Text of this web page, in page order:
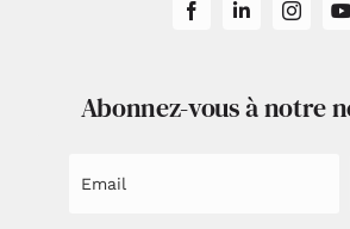
Abonnez-vous à notre